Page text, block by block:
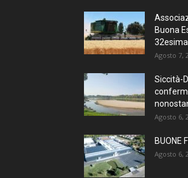
Buona
Agosto 7,
Siccità-
Agosto 6,
BUONE
Agosto 6,